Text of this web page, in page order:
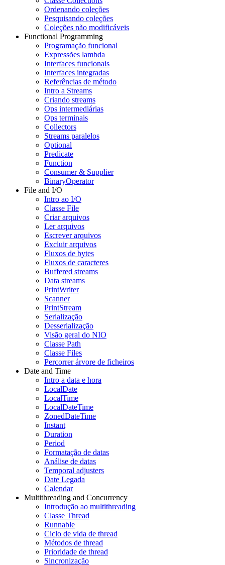
Ordenando coleções
Pesquisando coleções
Coleções não modificáveis
Functional Programming
Programação funcional
Expressões lambda
Interfaces funcionais
Interfaces integradas
Referências de método
Intro a Streams
Criando streams
Ops intermediárias
Ops terminais
Collectors
Streams paralelos
Optional
Predicate
Function
Consumer & Supplier
BinaryOperator
File and I/O
Intro ao I/O
Classe File
Criar arquivos
Ler arquivos
Escrever arquivos
Excluir arquivos
Fluxos de bytes
Fluxos de caracteres
Buffered streams
Data streams
PrintWriter
Scanner
PrintStream
Serialização
Desserialização
Visão geral do NIO
Classe Path
Classe Files
Percorrer árvore de ficheiros
Date and Time
Intro a data e hora
LocalDate
LocalTime
LocalDateTime
ZonedDateTime
Instant
Duration
Period
Formatação de datas
Análise de datas
Temporal adjusters
Date Legada
Calendar
Multithreading and Concurrency
Introdução ao multithreading
Classe Thread
Runnable
Ciclo de vida de thread
Métodos de thread
Prioridade de thread
Sincronização